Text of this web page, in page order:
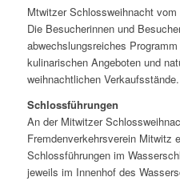
Mtwitzer Schlossweihnacht vom
Die Besucherinnen und
abwechslungsreiches
kulinarischen Angeboten und
weihnachtlichen Verkaufsstände.
Schlossführungen
An der Mitwitzer
Fremdenverkehrsverein Mitwitz
Schlossführungen im
jeweils im Innenhof des